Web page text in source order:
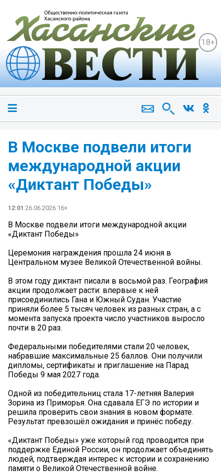
18+
В Москве подвели итоги
международной акции
«Диктант Победы»
12:01 26.06.2026 16+
В Москве подвели итоги международной акции
«Диктант Победы»
Церемония награждения прошла 24 июня в
Центральном музее Великой Отечественной войны.
В этом году диктант писали в восьмой раз. География
акции продолжает расти: впервые к ней
присоединились Гана и Южный Судан. Участие
приняли более 5 тысяч человек из разных стран, а с
момента запуска проекта число участников выросло
почти в 20 раз.
Федеральными победителями стали 20 человек,
набравшие максимальные 25 баллов. Они получили
дипломы, сертификаты и приглашение на Парад
Победы 9 мая 2027 года.
Одной из победительниц стала 17-летняя Валерия
Зорина из Приморья. Она сдавала ЕГЭ по истории и
решила проверить свои знания в новом формате.
Результат превзошёл ожидания и принёс победу.
«Диктант Победы» уже который год проводится при
поддержке Единой России, он продолжает объединять
людей, подтверждая интерес к истории и сохранению
памяти о Великой Отечественной войне.